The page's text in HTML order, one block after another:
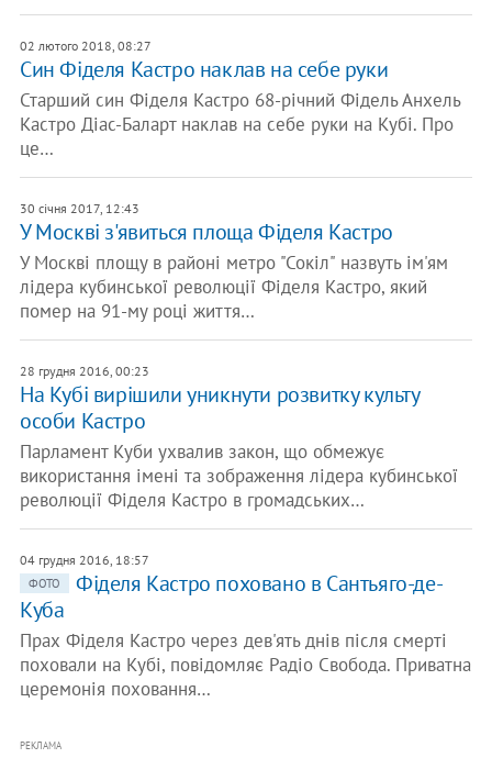
02 лютого 2018, 08:27
Син Фіделя Кастро наклав на себе руки
Старший син Фіделя Кастро 68-річний Фідель Анхель
Кастро Діас-Баларт наклав на себе руки на Кубі. Про
це…
30 січня 2017, 12:43
У Москві з'явиться площа Фіделя Кастро
У Москві площу в районі метро "Сокіл" назвуть ім'ям
лідера кубинської революції Фіделя Кастро, який
помер на 91-му році життя…
28 грудня 2016, 00:23
На Кубі вирішили уникнути розвитку культу
особи Кастро
Парламент Куби ухвалив закон, що обмежує
використання імені та зображення лідера кубинської
революції Фіделя Кастро в громадських…
04 грудня 2016, 18:57
ФОТО
Фіделя Кастро поховано в Сантьяго-де-
Куба
Прах Фіделя Кастро через дев'ять днів після смерті
поховали на Кубі, повідомляє Радіо Свобода. Приватна
церемонія поховання…
РЕКЛАМА